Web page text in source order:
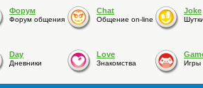
Форум
Форум общения
Chat
Общение on-line
Joke
Day
Дневники
Love
Знакомства Игры